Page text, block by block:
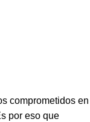
comprometidos en
por eso que